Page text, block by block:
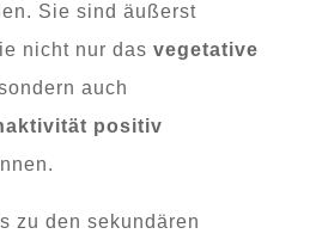
Sie sind äußerst
nicht nur das vegetative
auch
positiv
zu den sekundären